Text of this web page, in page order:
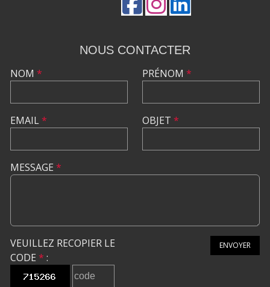
NOUS CONTACTER
NOM *
EMAIL*
PRÉNOM *
OBJET *
MESSAGE *
VEUILLEZ RECOPIER LE
CODE * :
ENVOYER